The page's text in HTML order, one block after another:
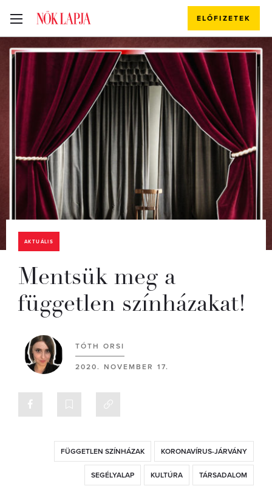
ELŐFIZETEK
AKTUÁLIS
Mentsük meg a
független színházakat!
TÓTH ORSI
2020. NOVEMBER 17.
FÜGGETLEN SZÍNHÁZAK KORONAVÍRUS-JÁRVÁNY
SEGÉLYALAP KULTÚRA TÁRSADALOM